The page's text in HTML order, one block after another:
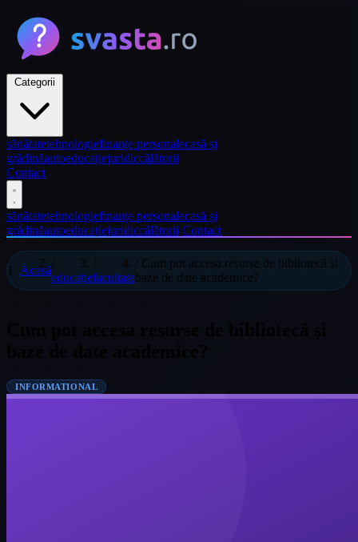
sănătatetehnologiefinanțe personalecasă și
grădinăautoeducațiejuridiccălătorii
Contact
sănătatetehnologiefinanțe personalecasă și
grădinăautoeducațiejuridiccălătorii Contact
Acasă
educațiefacultate
/ Cum pot accesa resurse de bibliotecă și
baze de date academice?
INFORMATIONAL